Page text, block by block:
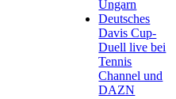
Ungarn
Deutsches
Davis Cup-
Duell live bei
Tennis
Channel und
DAZN